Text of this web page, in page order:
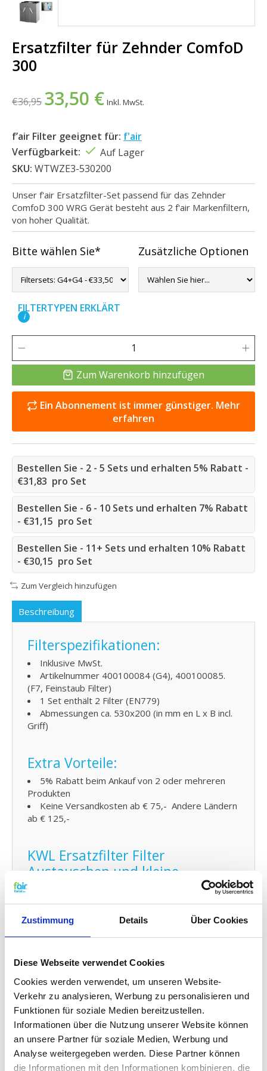
Zustimmung Details Über Cookies
Diese Webseite verwendet Cookies
Cookies werden verwendet, um unseren Website-
Verkehr zu analysieren, Werbung zu personalisieren und
Funktionen für soziale Medien bereitzustellen.
Informationen über die Nutzung unserer Website können
an unsere Partner für soziale Medien, Werbung und
Analyse weitergegeben werden. Diese Partner können
die Informationen mit den Informationen kombinieren, die
Ersatzfilter für Zehnder ComfoD
300
€36,95 33,50 € Inkl. MwSt.
f’air Filter geeignet für: f'air
Verfügbarkeit:
Auf Lager
SKU: WTWZE3-530200
Unser f'air Ersatzfilter-Set passend für das Zehnder
ComfoD 300 WRG Gerät besteht aus 2 f'air Markenfiltern,
von hoher Qualität.
Bitte wählen Sie* Zusätzliche Optionen
FILTERTYPEN ERKLÄRT
i
Zum Warenkorb hinzufügen
Ein Abonnement ist immer günstiger. Mehr
erfahren
Bestellen Sie - 2 - 5 Sets und erhalten 5% Rabatt -
€31,83 pro Set
Bestellen Sie - 6 - 10 Sets und erhalten 7% Rabatt
- €31,15 pro Set
Bestellen Sie - 11+ Sets und erhalten 10% Rabatt
- €30,15 pro Set
Zum Vergleich hinzufügen
Beschreibung
Filterspezifikationen:
Inklusive MwSt.
Artikelnummer 400100084 (G4), 400100085.
(F7, Feinstaub Filter)
1 Set enthält 2 Filter (EN779)
Abmessungen ca. 530x200 (in mm en L x B incl.
Griff)
Extra Vorteile:
5% Rabatt beim Ankauf von 2 oder mehreren
Produkten
Keine Versandkosten ab € 75,- Andere Ländern
ab € 125,-
KWL Ersatzfilter Filter
Austauschen und kleine
Den Filter von fairair passend für die Zehnder
ComfoD 300 lüftungsanlage können Sie auf einfache
Gebrauchsanleitungfür den Austausch Ihres Ersatz
Filters. Sie können auch problemlos
kleineWartungen selber durchführenindem Sie Ihr
System zwischendurch mit Probiotika reinigen.
G4 Qualität zu einem G3 Preis:
f'air G3 Filter haben eine Auffangkapazität von 92%.